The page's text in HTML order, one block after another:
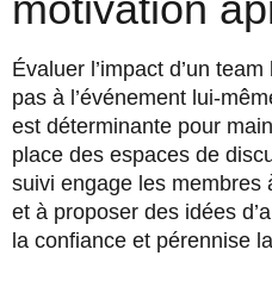
Évaluer l’impact d’un
pas à l’événement lui-
est déterminante pour
place des espaces de
suivi engage les membres
et à proposer des idées
la confiance et pérennise la